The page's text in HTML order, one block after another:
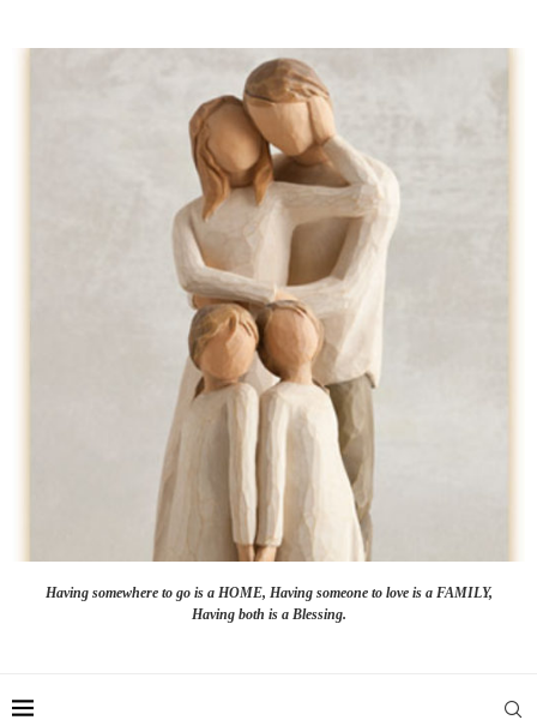
Having somewhere to go is a HOME, Having someone to love is a FAMILY,
Having both is a Blessing.